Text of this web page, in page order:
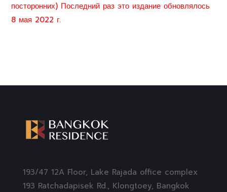
посторонних) Последний раз это издание обновлялось
8 мая 2022 г.
193/47 12A Floor, Lake Rajada office complex
193 Ratchadapisek Rd., Klongtoey, Bangkok